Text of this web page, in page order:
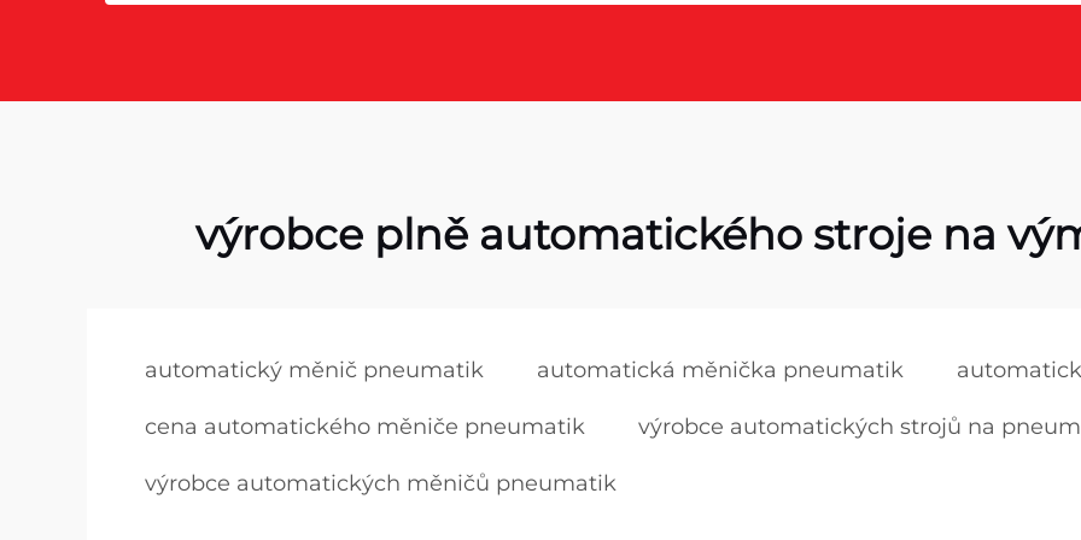
výrobce plně automatického stroje na
automatický měnič pneumatik automatická měnička pneumatik
cena automatického měniče pneumatik výrobce automatických strojů na
výrobce automatických měničů pneumatik